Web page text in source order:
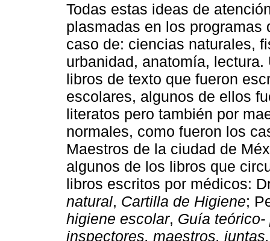
Todas estas ideas de
plasmadas en los
caso de: ciencias naturales,
urbanidad, anatomía,
libros de texto que fueron
escolares, algunos de ellos
literatos pero también por
normales, como fueron los
Maestros de la ciudad de
algunos de los libros que
libros escritos por médicos:
natural, Cartilla de Higiene;
higiene escolar, Guía
inspectores, maestros,